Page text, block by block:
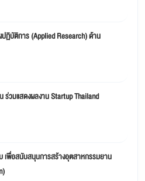
ปฏิบัติการ (Applied Research) ด้าน
วมแสดงผลงาน Startup Thailand
เพื่อสนับสนุนการสร้างอุตสาหกรรมยาน